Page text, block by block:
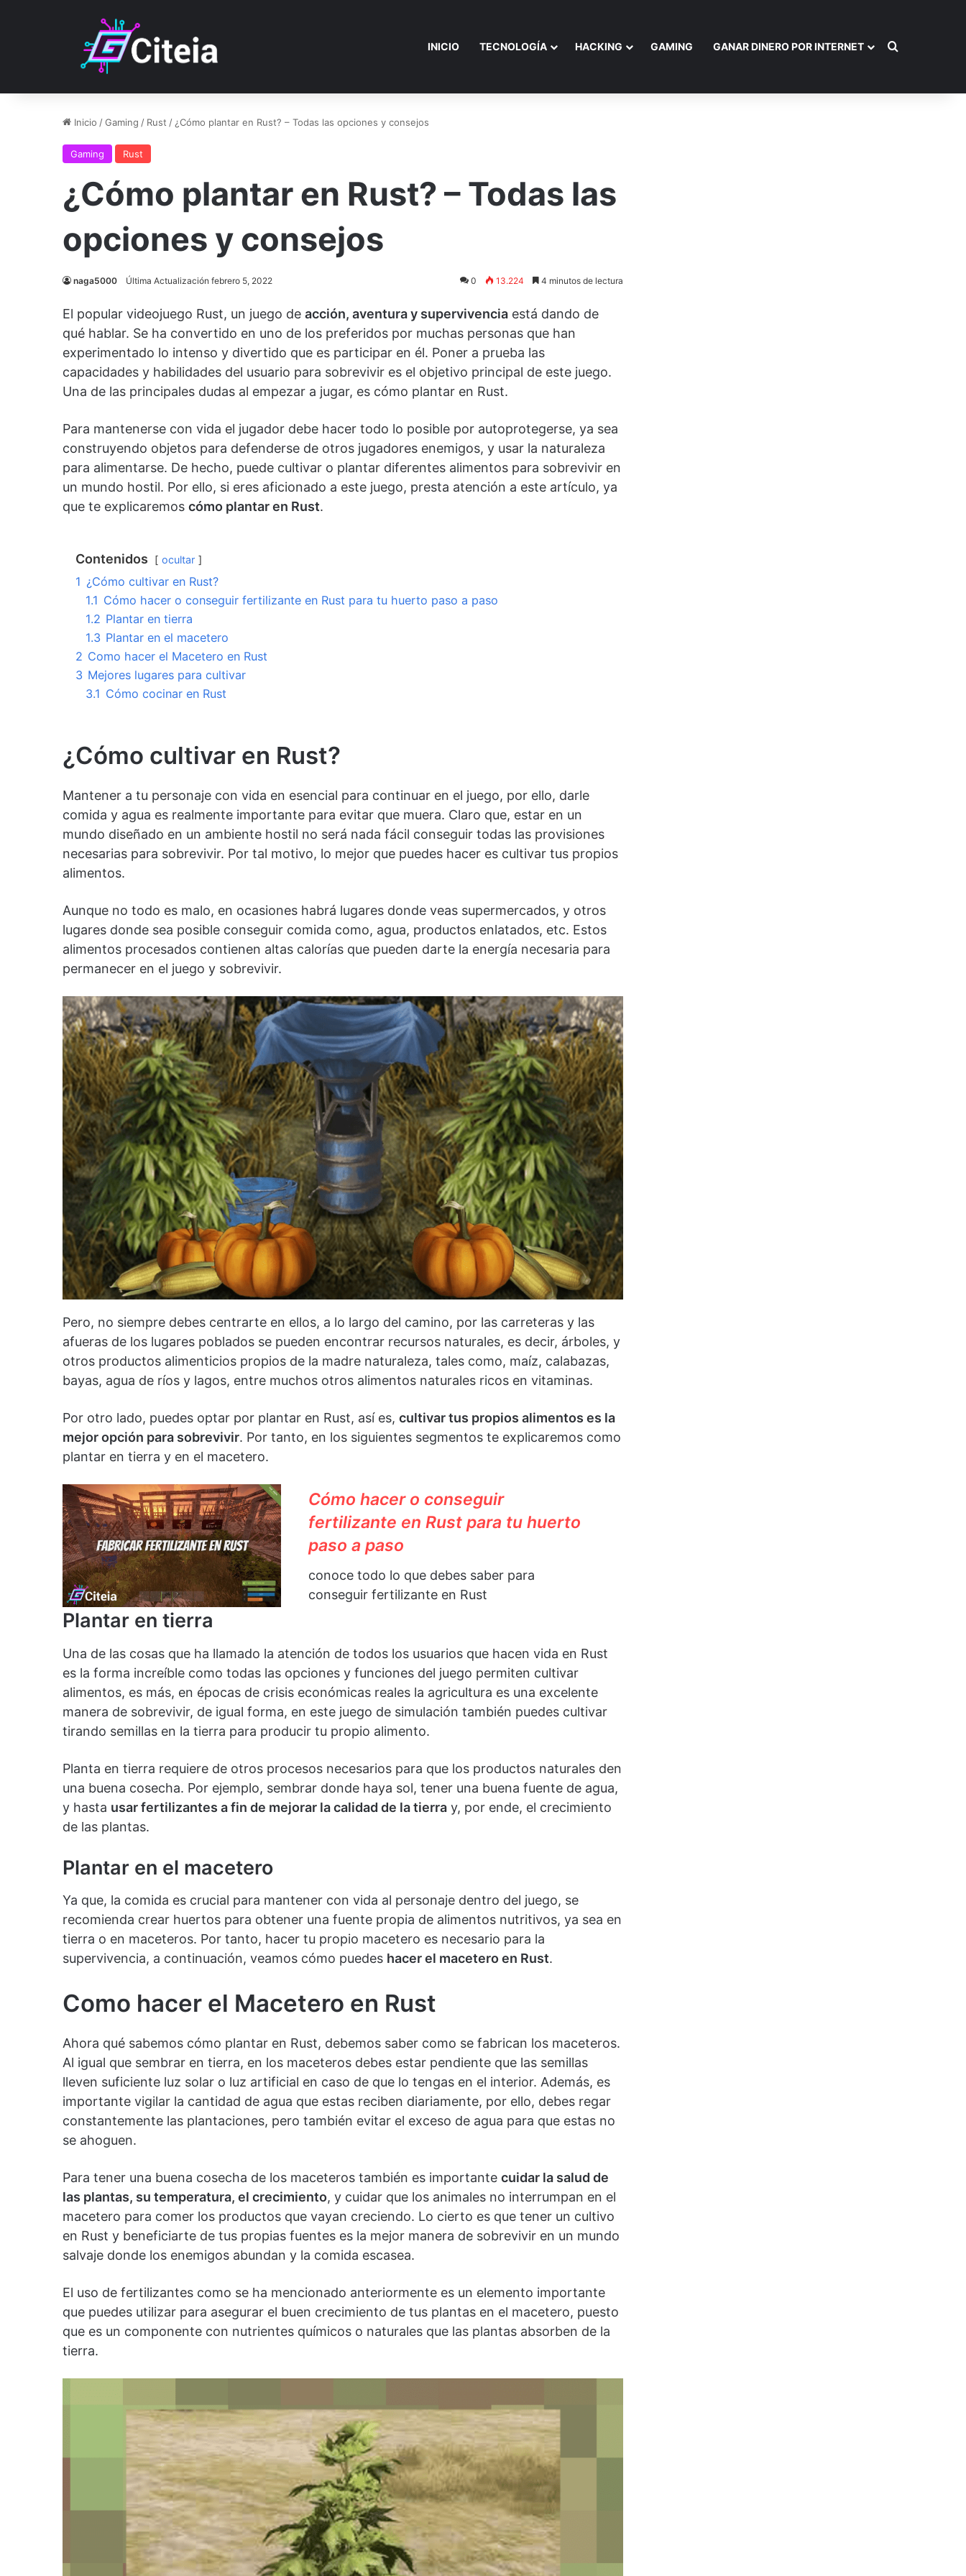
INICIO TECNOLOGÍA HACKING GAMING GANAR DINERO POR INTERNET Buscar por
Inicio /Gaming / Rust / ¿Cómo plantar en Rust? – Todas las opciones y consejos
Gaming Rust
¿Cómo plantar en Rust? – Todas las
opciones y consejos
naga5000 Última Actualización febrero 5, 2022 0 13.224 4 minutos de lectura
El popular videojuego Rust, un juego de acción, aventura y supervivencia está dando de
qué hablar. Se ha convertido en uno de los preferidos por muchas personas que han
experimentado lo intenso y divertido que es participar en él. Poner a prueba las
capacidades y habilidades del usuario para sobrevivir es el objetivo principal de este juego.
Una de las principales dudas al empezar a jugar, es cómo plantar en Rust.
Para mantenerse con vida el jugador debe hacer todo lo posible por autoprotegerse, ya sea
construyendo objetos para defenderse de otros jugadores enemigos, y usar la naturaleza
para alimentarse. De hecho, puede cultivar o plantar diferentes alimentos para sobrevivir en
un mundo hostil. Por ello, si eres aficionado a este juego, presta atención a este artículo, ya
que te explicaremos cómo plantar en Rust.
Contenidos ocultar
1 ¿Cómo cultivar en Rust?
1.1 Cómo hacer o conseguir fertilizante en Rust para tu huerto paso a paso
1.2 Plantar en tierra
1.3 Plantar en el macetero
2 Como hacer el Macetero en Rust
3 Mejores lugares para cultivar
3.1 Cómo cocinar en Rust
¿Cómo cultivar en Rust?
Mantener a tu personaje con vida en esencial para continuar en el juego, por ello, darle
comida y agua es realmente importante para evitar que muera. Claro que, estar en un
mundo diseñado en un ambiente hostil no será nada fácil conseguir todas las provisiones
necesarias para sobrevivir. Por tal motivo, lo mejor que puedes hacer es cultivar tus propios
alimentos.
Aunque no todo es malo, en ocasiones habrá lugares donde veas supermercados, y otros
lugares donde sea posible conseguir comida como, agua, productos enlatados, etc. Estos
alimentos procesados contienen altas calorías que pueden darte la energía necesaria para
permanecer en el juego y sobrevivir.
Pero, no siempre debes centrarte en ellos, a lo largo del camino, por las carreteras y las
afueras de los lugares poblados se pueden encontrar recursos naturales, es decir, árboles, y
otros productos alimenticios propios de la madre naturaleza, tales como, maíz, calabazas,
bayas, agua de ríos y lagos, entre muchos otros alimentos naturales ricos en vitaminas.
Por otro lado, puedes optar por plantar en Rust, así es, cultivar tus propios alimentos es la
mejor opción para sobrevivir. Por tanto, en los siguientes segmentos te explicaremos como
plantar en tierra y en el macetero.
Cómo hacer o conseguir
fertilizante en Rust para tu huerto
paso a paso
conoce todo lo que debes saber para
conseguir fertilizante en Rust
Plantar en tierra
Una de las cosas que ha llamado la atención de todos los usuarios que hacen vida en Rust
es la forma increíble como todas las opciones y funciones del juego permiten cultivar
alimentos, es más, en épocas de crisis económicas reales la agricultura es una excelente
manera de sobrevivir, de igual forma, en este juego de simulación también puedes cultivar
tirando semillas en la tierra para producir tu propio alimento.
Planta en tierra requiere de otros procesos necesarios para que los productos naturales den
una buena cosecha. Por ejemplo, sembrar donde haya sol, tener una buena fuente de agua,
y hasta usar fertilizantes a fin de mejorar la calidad de la tierra y, por ende, el crecimiento
de las plantas.
Plantar en el macetero
Ya que, la comida es crucial para mantener con vida al personaje dentro del juego, se
recomienda crear huertos para obtener una fuente propia de alimentos nutritivos, ya sea en
tierra o en maceteros. Por tanto, hacer tu propio macetero es necesario para la
supervivencia, a continuación, veamos cómo puedes hacer el macetero en Rust.
Como hacer el Macetero en Rust
Ahora qué sabemos cómo plantar en Rust, debemos saber como se fabrican los maceteros.
Al igual que sembrar en tierra, en los maceteros debes estar pendiente que las semillas
lleven suficiente luz solar o luz artificial en caso de que lo tengas en el interior. Además, es
importante vigilar la cantidad de agua que estas reciben diariamente, por ello, debes regar
constantemente las plantaciones, pero también evitar el exceso de agua para que estas no
se ahoguen.
Para tener una buena cosecha de los maceteros también es importante cuidar la salud de
las plantas, su temperatura, el crecimiento, y cuidar que los animales no interrumpan en el
macetero para comer los productos que vayan creciendo. Lo cierto es que tener un cultivo
en Rust y beneficiarte de tus propias fuentes es la mejor manera de sobrevivir en un mundo
salvaje donde los enemigos abundan y la comida escasea.
El uso de fertilizantes como se ha mencionado anteriormente es un elemento importante
que puedes utilizar para asegurar el buen crecimiento de tus plantas en el macetero, puesto
que es un componente con nutrientes químicos o naturales que las plantas absorben de la
tierra.